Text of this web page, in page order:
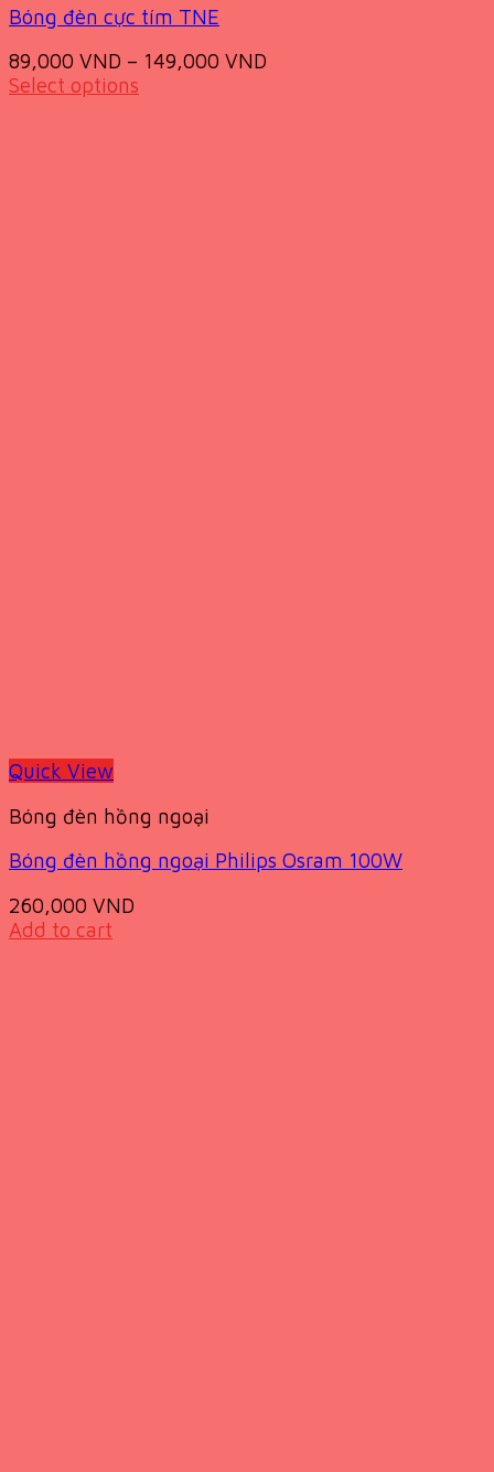
Bóng đèn cực tím TNE
89,000 VND – 149,000 VND
Select options
Quick View
Bóng đèn hồng ngoại
Bóng đèn hồng ngoại Philips Osram 100W
260,000 VND
Add to cart